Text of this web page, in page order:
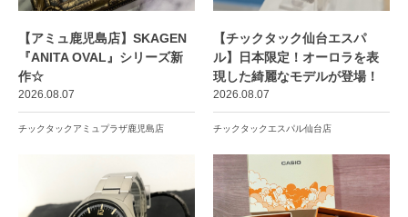
【アミュ鹿児島店】SKAGEN
『ANITA OVAL』シリーズ新
作☆
2026.08.07
チックタックアミュプラザ鹿児島店
【チックタック仙台エスパ
ル】日本限定！オーロラを表
現した綺麗なモデルが登場！
2026.08.07
チックタックエスパル仙台店